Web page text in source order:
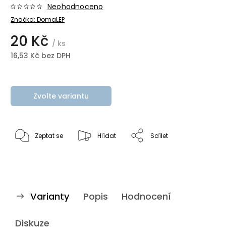
Značka: DomaLEP
Neohodnoceno
20 Kč / ks
16,53 Kč bez DPH
Zvolte variantu
Zeptat se Hlídat Sdílet
Varianty Popis Hodnocení
Diskuze